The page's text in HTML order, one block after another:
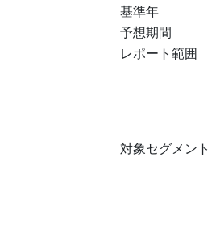
基準年
予想期間
レポート範囲
対象セグメント